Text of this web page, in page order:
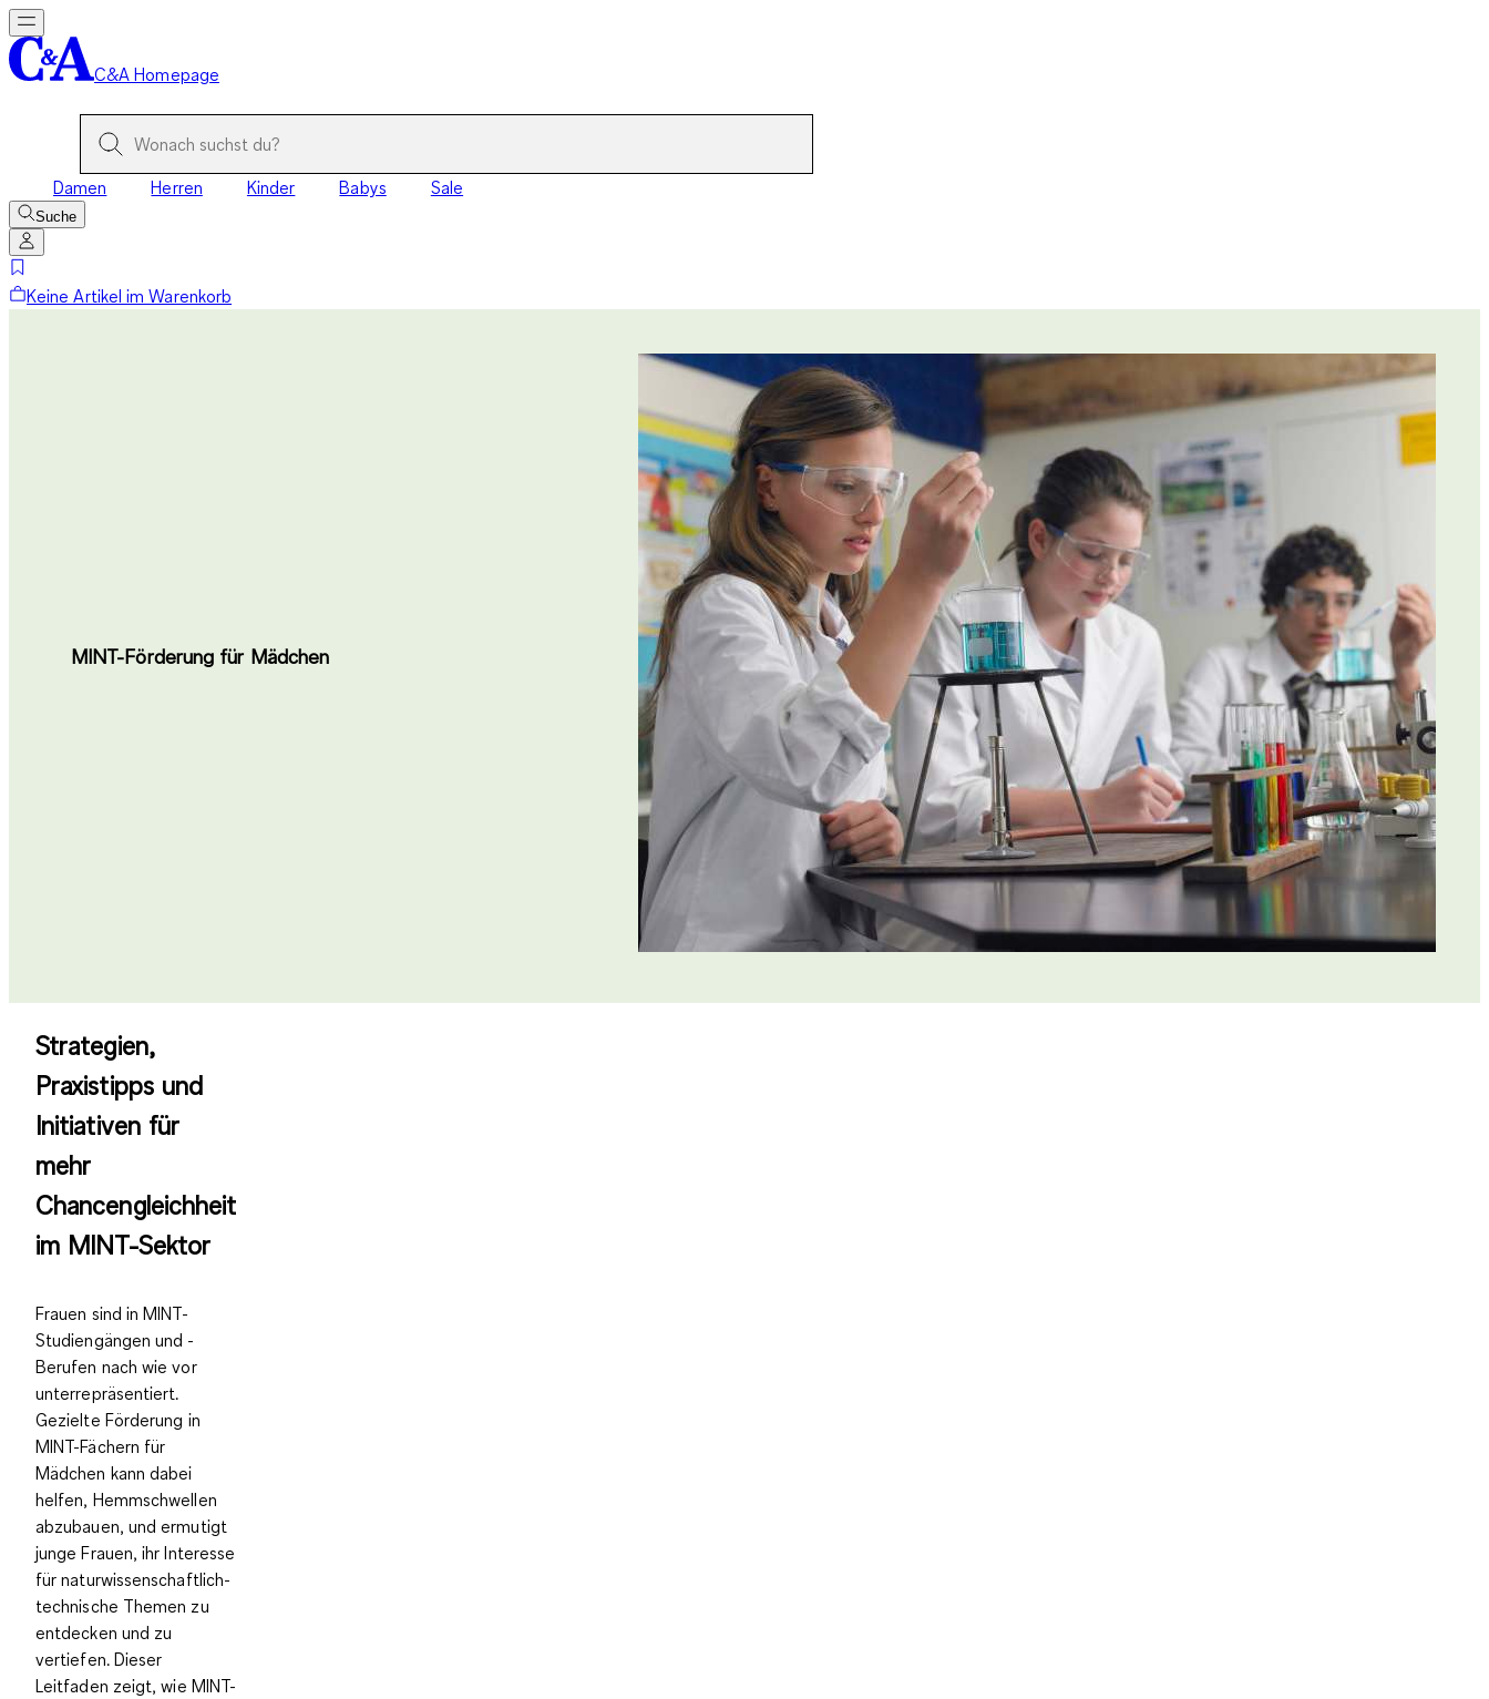
C&A Homepage
Damen Herren Kinder Babys Sale
Suche
Keine Artikel im Warenkorb
MINT-Förderung für Mädchen
Strategien,
Praxistipps und
Initiativen für
mehr
Chancengleichheit
im MINT-Sektor
Frauen sind in MINT-
Studiengängen und -
Berufen nach wie vor
unterrepräsentiert.
Gezielte Förderung in
MINT-Fächern für
Mädchen kann dabei
helfen, Hemmschwellen
abzubauen, und ermutigt
junge Frauen, ihr Interesse
für naturwissenschaftlich-
technische Themen zu
entdecken und zu
vertiefen. Dieser
Leitfaden zeigt, wie MINT-